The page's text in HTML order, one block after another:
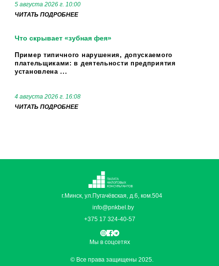
5 августа 2026 г. 10:00
ЧИТАТЬ ПОДРОБНЕЕ
Что скрывает «зубная фея»
Пример типичного нарушения, допускаемого
плательщиками: в деятельности предприятия
установлена ...
4 августа 2026 г. 16:08
ЧИТАТЬ ПОДРОБНЕЕ
г.Минск, ул.Пугачёвская, д.6, ком.504
info@pnkbel.by
+375 17 324-40-57
Мы в соцсетях
© Все права защищены 2025.